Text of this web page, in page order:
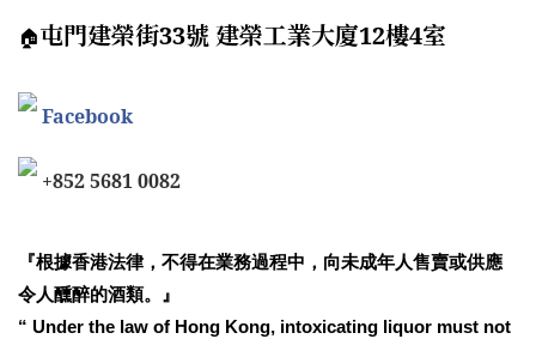
🏠屯門建榮街33號 建榮工業大廈12樓4室
Facebook
+852 5681 0082
『根據香港法律，不得在業務過程中，向未成年人售賣或供應
令人醺醉的酒類。』
“ Under the law of Hong Kong, intoxicating liquor must not